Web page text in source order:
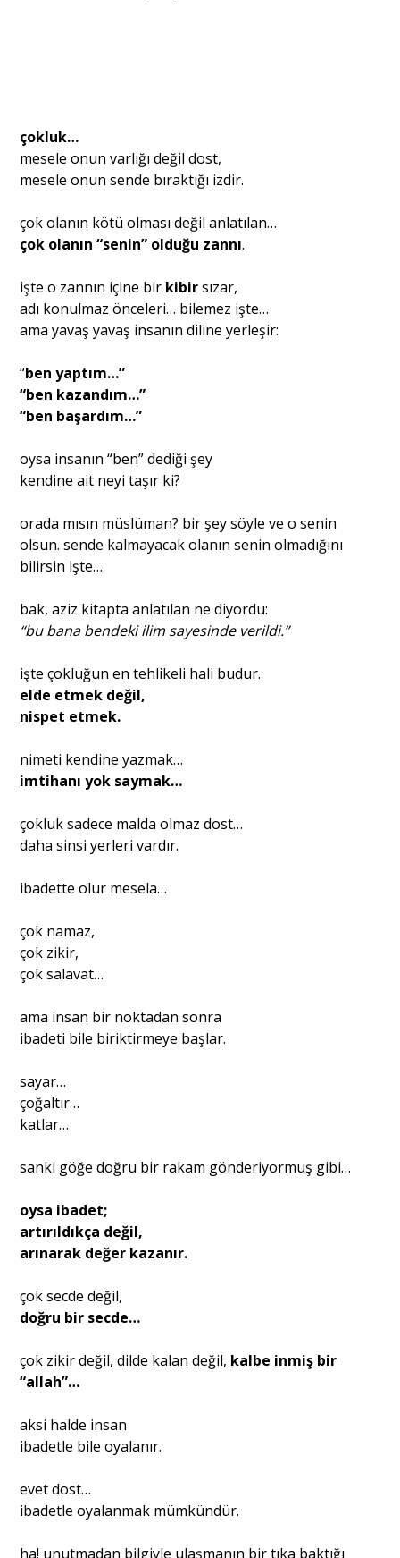
Eğitim
Dosya Haber
Ankara Analiz
Sağlık
çokluk…
mesele onun varlığı değil dost,
mesele onun sende bıraktığı izdir.
çok olanın kötü olması değil anlatılan…
çok olanın “senin” olduğu zannı.
işte o zannın içine bir kibirsızar,
adı konulmaz önceleri… bilemez işte…
ama yavaş yavaş insanın diline yerleşir:
“ben yaptım…”
“ben kazandım…”
“ben başardım…”
oysa insanın “ben” dediği şey
kendine ait neyi taşır ki?
orada mısın müslüman? bir şey söyle ve o senin
olsun. sende kalmayacak olanın senin olmadığını
bilirsin işte…
bak, aziz kitapta anlatılan ne diyordu:
“bu bana bendeki ilim sayesinde verildi.”
işte çokluğun en tehlikeli hali budur.
elde etmek değil,
nispet etmek.
nimeti kendine yazmak…
imtihanı yok saymak…
çokluk sadece malda olmaz dost…
daha sinsi yerleri vardır.
ibadette olur mesela…
çok namaz,
çok zikir,
çok salavat…
ama insan bir noktadan sonra
ibadeti bile biriktirmeye başlar.
sayar…
çoğaltır…
katlar…
sanki göğe doğru bir rakam gönderiyormuş gibi…
oysa ibadet;
artırıldıkça değil,
arınarak değer kazanır.
çok secde değil,
doğru bir secde…
çok zikir değil, dilde kalan değil, kalbe inmiş bir
“allah”…
aksi halde insan
ibadetle bile oyalanır.
evet dost…
ibadetle oyalanmak mümkündür.
ha! unutmadan bilgiyle ulaşmanın bir tıka baktığı